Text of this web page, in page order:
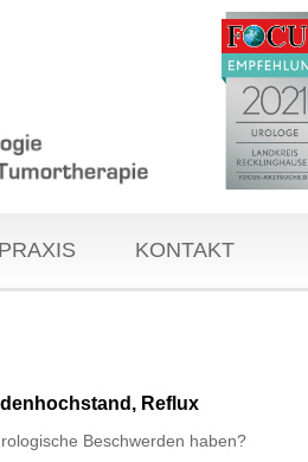
KONTAKT
Reflux
Beschwerden haben?